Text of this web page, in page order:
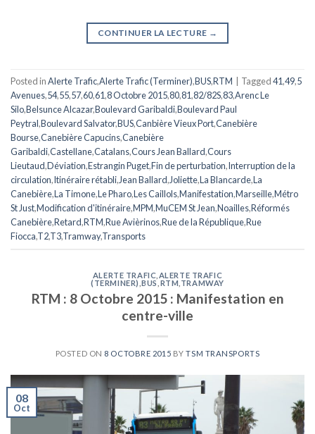
CONTINUER LA LECTURE →
Posted inAlerte Trafic,Alerte Trafic (Terminer),BUS,RTM Tagged41,49,5
Avenues,54,55,57,60,61,8 Octobre 2015,80,81,82/82S,83,Arenc Le
Silo,Belsunce Alcazar,Boulevard Garibaldi,Boulevard Paul
Peytral,Boulevard Salvator,BUS,Canbière Vieux Port,Canebière
Bourse,Canebière Capucins,Canebière
Garibaldi,Castellane,Catalans,Cours Jean Ballard,Cours
Lieutaud,Déviation,Estrangin Puget,Fin de perturbation,Interruption de la
circulation,Itinéraire rétabli,Jean Ballard,Joliette,La Blancarde,La
Canebière,La Timone,Le Pharo,Les Caillols,Manifestation,Marseille,Métro
St Just,Modification d'itinéraire,MPM,MuCEM St Jean,Noailles,Réformés
Canebière,Retard,RTM,Rue Avièrinos,Rue de la République,Rue
Fiocca,T2,T3,Tramway,Transports
ALERTE TRAFIC ALERTE TRAFIC
(TERMINER) ,BUS RTM TRAMWAY
RTM : 8 Octobre 2015 : Manifestation en
centre-ville
POSTED ON 8 OCTOBRE 2015 BYTSM TRANSPORTS
08
Oct